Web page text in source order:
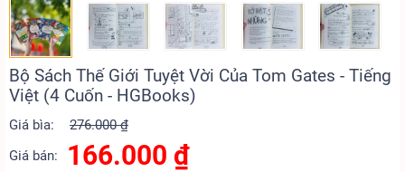
Bộ Sách Thế Giới Tuyệt Vời Của Tom Gates - Tiếng
Việt (4 Cuốn - HGBooks)
Giá bìa:
276.000 ₫
Giá bán:
166.000 ₫